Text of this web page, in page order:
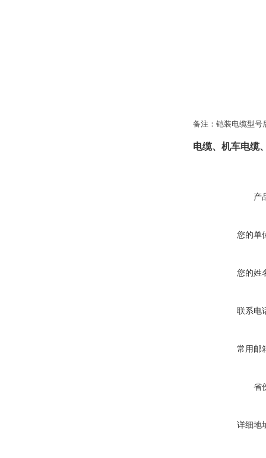
备注：铠装电缆型号
电缆、机车电缆
产
您的单
您的姓
联系电
常用邮
省
详细地